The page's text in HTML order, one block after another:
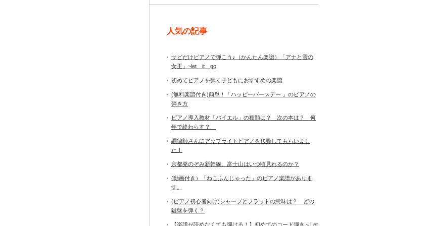
人気の記事
サビだけピアノで弾こう♪（かんたん楽譜）「アナと雪の
女王」~let it go
初めてピアノを弾く子どもにおすすめの楽譜
(無料楽譜付き)簡単！「ハッピーバースデー 」のピアノの
弾き方
ピアノ導入教材「バイエル」の種類は？ 次の本は？ 何
年で終わらす？
調律師さんにアップライトピアノを移動してもらいまし
た！
京都発のぞみ新幹線。富士山はいつ頃見れるのか？
(動画付き）「ねこふんじゃった」のピアノ楽譜がありま
す。
(ピアノ初心者向け)シャープとフラットの意味は？ どの
鍵盤を弾く？
【楽譜が読めなくても弾ける！】初めてのコード弾き～Let